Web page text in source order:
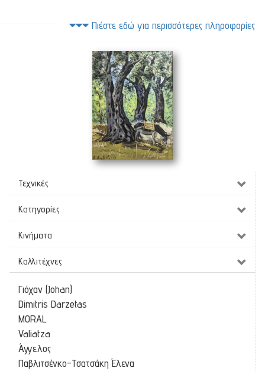
Πιέστε εδώ για περισσότερες πληροφορίες
Τεχνικές
Κατηγορίες
Κινήματα
Καλλιτέχνες
Γιόχαν (Johan)
Dimitris Darzetas
MORAL
Valiatza
Άγγελος
Παβλιτσένκο-Τσατσάκη Έλενα